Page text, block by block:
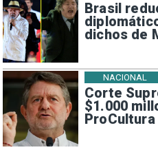
Brasil
dichos de
Corte
$1.000
ProCultura
NACIONAL